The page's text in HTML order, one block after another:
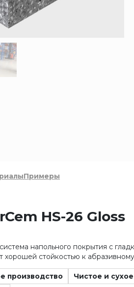
Примеры
HS-26 Gloss
напольного покрытия с
хорошей стойкостью к
производство Чистое и